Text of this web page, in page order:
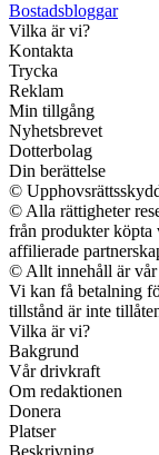
Bostadsbloggar
Vilka är vi?
Kontakta
Trycka
Reklam
Min tillgång
Nyhetsbrevet
Dotterbolag
Din berättelse
©
© Alla rättigheter
från produkter köpta
affilierade
© Allt innehåll är vår
Vi kan få betalning
tillstånd är inte
Vilka är vi?
Bakgrund
Vår drivkraft
Om redaktionen
Donera
Platser